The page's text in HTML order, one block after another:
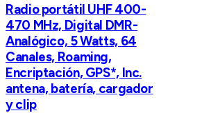
Radio portátil UHF 400-
470 MHz, Digital DMR-
Analógico, 5 Watts, 64
Canales, Roaming,
Encriptación, GPS*, Inc.
antena, batería, cargador
y clip